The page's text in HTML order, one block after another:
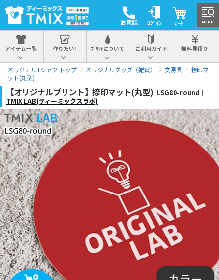
お電話 ﾛｸﾞｲﾝ ｶｰﾄ
アイテム一覧 作りたい! ﾌﾟﾘﾝﾄについて ご利用ガイド 無料見積り
オリジナルTシャツ トップ オリジナルグッズ（雑貨） 文房具
捺印マ
ット(丸型)
【オリジナルプリント】捺印マット(丸型) LSG80-round｜
TMIX LAB(ティーミックスラボ)
MENU